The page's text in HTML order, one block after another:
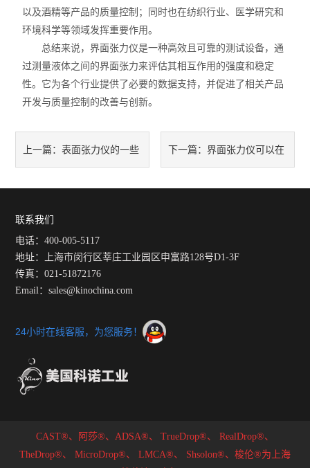
以及酒精等产品的质量控制；同时也在纺织行业、医学研究和
环境科学等领域发挥重要作用。
总结来说，界面张力仪是一种高效且可靠的测试设备，通
过测量液体之间的界面张力来评估其相互作用的强度和稳定
性。它为各个行业提供了必要的数据支持，并促进了相关产品
开发与质量控制的改善与创新。
上一篇：表面张力仪的一些 下一篇： 界面张力仪可以在
联系我们
电话：400-005-5117
地址：上海市闵行区莘庄工业园区申富路128号D1-3F
传真：021-51872176
Email：sales@kinochina.com
24小时在线客服，为您服务！
CAST®、阿莎®、ADSA®、 TrueDrop®、
RealDrop®、
TheDrop®、
MicroDrop®、 LMCA®、
Shsolon®、梭伦®为上海